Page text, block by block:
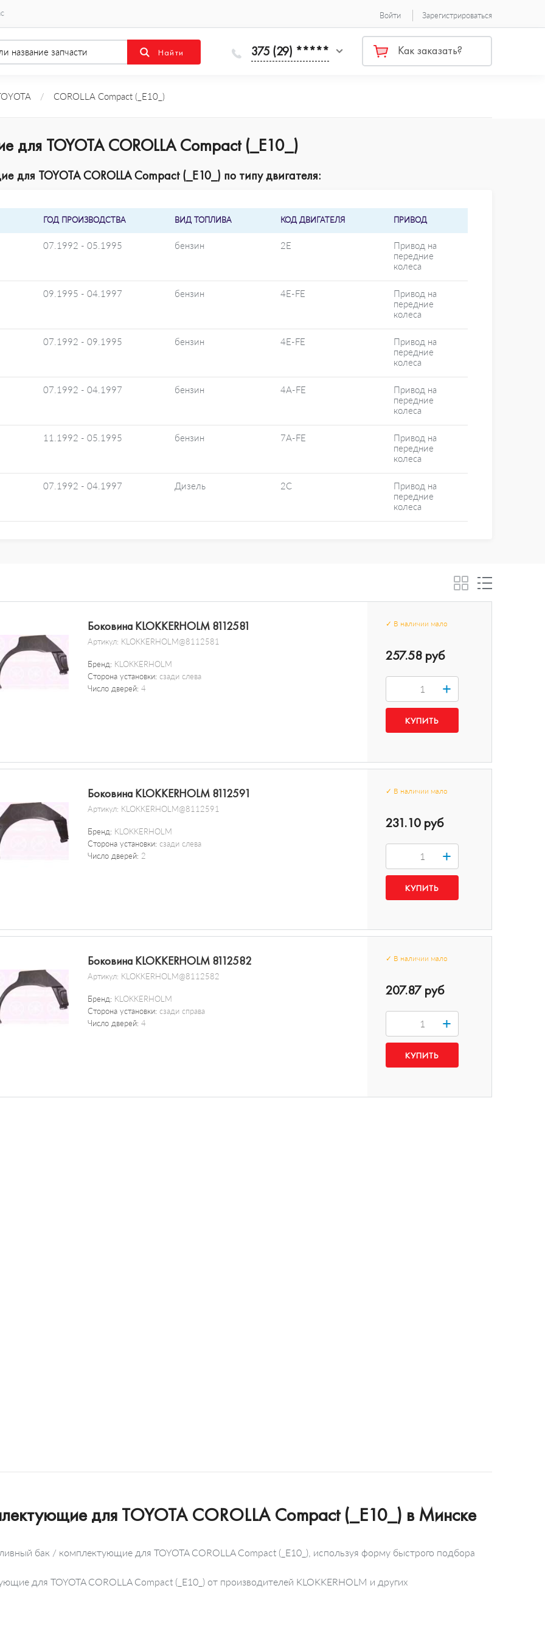
Войти Зарегистрироваться
375 (29) ***** Как заказать?
/ COROLLA Compact (_E10_)
для TOYOTA COROLLA Compact (_E10_)
TOYOTA COROLLA Compact (_E10_) по типу двигателя:
ГОД ПРОИЗВОДСТВА ВИД ТОПЛИВА КОД ДВИГАТЕЛЯ ПРИВОД
07.1992 - 05.1995 бензин 2E
Привод на
передние
колеса
09.1995 - 04.1997 бензин 4E-FE
Привод на
передние
колеса
07.1992 - 09.1995 бензин 4E-FE
Привод на
передние
колеса
07.1992 - 04.1997 бензин 4A-FE
Привод на
передние
колеса
11.1992 - 05.1995 бензин 7A-FE
Привод на
передние
колеса
07.1992 - 04.1997 Дизель 2C
Привод на
передние
колеса
Боковина KLOKKERHOLM 8112581
Артикул: KLOKKERHOLM@8112581
Бренд: KLOKKERHOLM
Сторона установки: сзади слева
Число дверей: 4
✓ В наличии мало
257.58 руб
+
Боковина KLOKKERHOLM 8112591
Артикул: KLOKKERHOLM@8112591
Бренд: KLOKKERHOLM
Сторона установки: сзади слева
Число дверей: 2
✓ В наличии мало
231.10 руб
+
Боковина KLOKKERHOLM 8112582
Артикул: KLOKKERHOLM@8112582
Бренд: KLOKKERHOLM
Сторона установки: сзади справа
Число дверей: 4
✓ В наличии мало
207.87 руб
+
для TOYOTA COROLLA Compact (_E10_) в Минске
бак / комплектующие для TOYOTA COROLLA Compact (_E10_), используя форму быстрого подбора
для TOYOTA COROLLA Compact (_E10_) от производителей KLOKKERHOLM и других